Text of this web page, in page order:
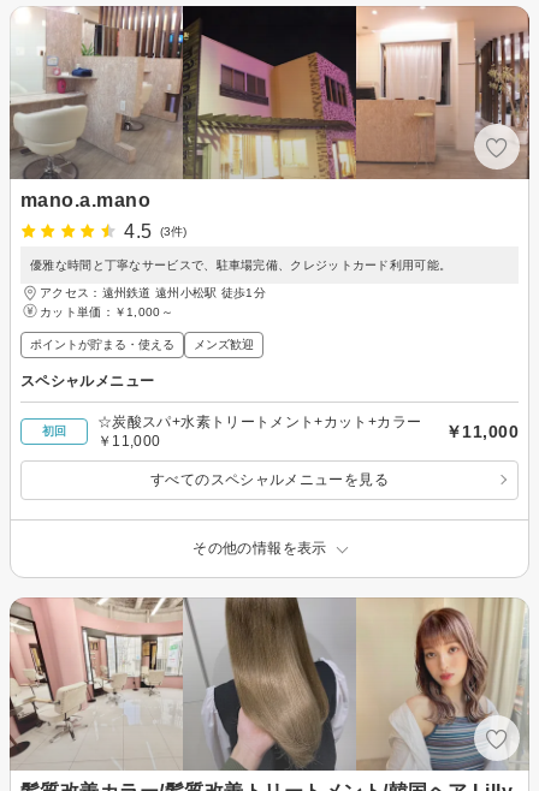
mano.a.mano
4.5
(3件)
優雅な時間と丁寧なサービスで、駐車場完備、クレジットカード利用可能。
アクセス：遠州鉄道 遠州小松駅 徒歩1分
カット単価： ￥1,000～
ポイントが貯まる・使える メンズ歓迎
スペシャルメニュー
初回
☆炭酸スパ+水素トリートメント+カット+カラー
￥11,000
￥11,000
すべてのスペシャルメニューを見る
その他の情報を表示